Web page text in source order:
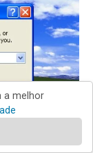
: Clique no
a melhor